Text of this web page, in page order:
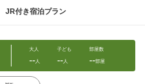
JR付き宿泊プラン
大人
--人
子ども
--人
部屋数
--部屋